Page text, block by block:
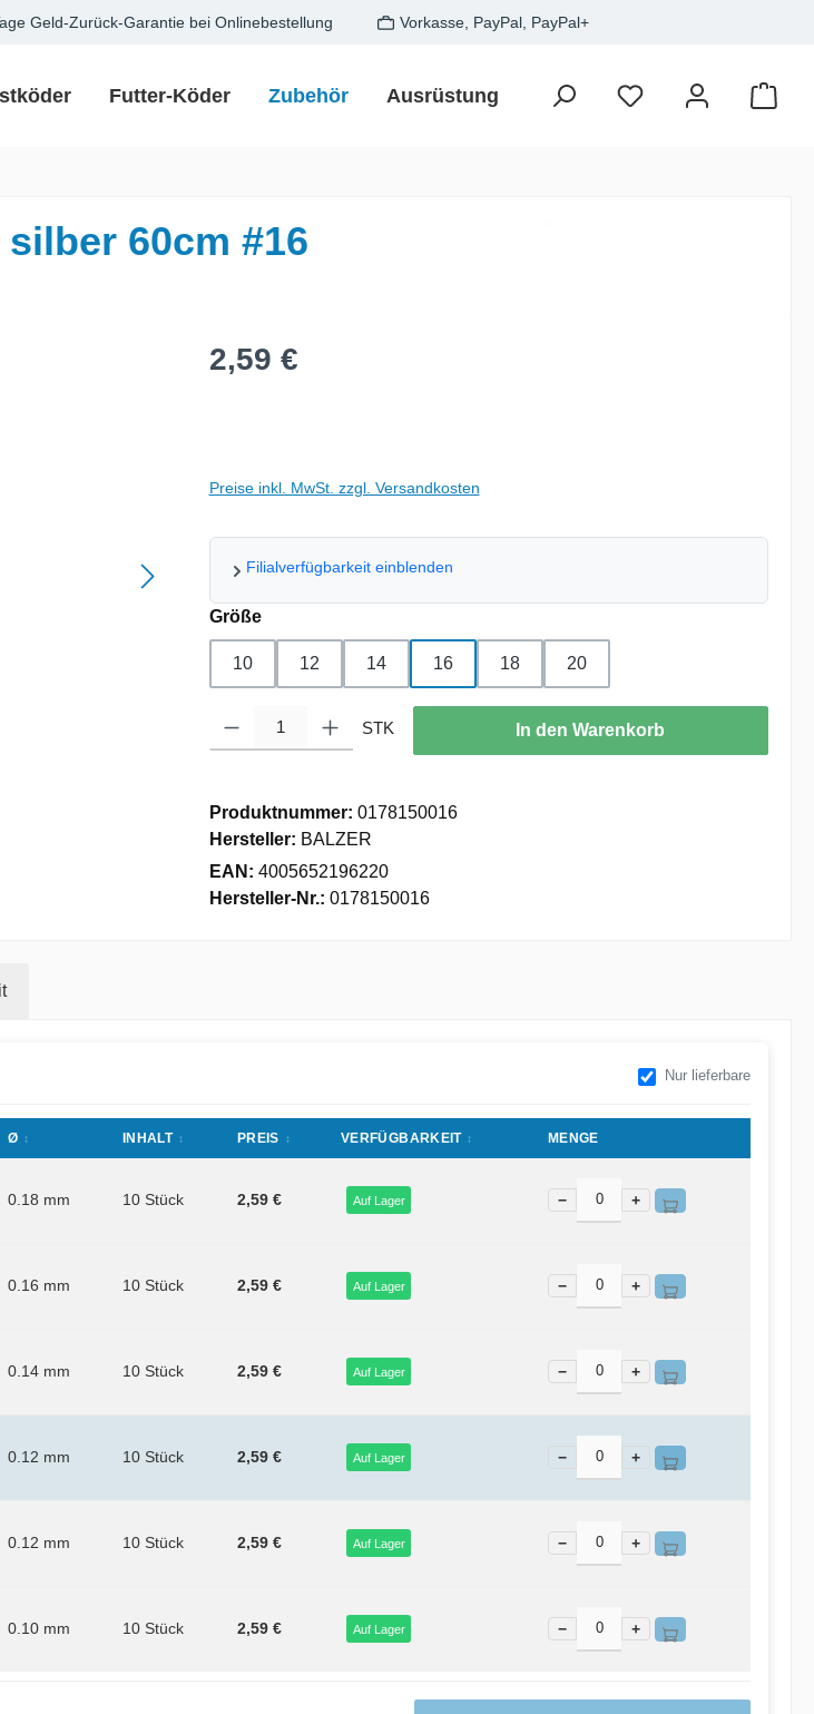
Geld-Zurück-Garantie bei Onlinebestellung Vorkasse, PayPal, PayPal+
Futter-Köder Zubehör Ausrüstung Zielfisch SALE
60cm #16
Regulärer Preis:
2,59 €
Preise inkl. MwSt. zzgl. Versandkosten
Filialverfügbarkeit einblenden
Größeauswählen
10 12 14 16 18 20
Produkt Anzahl: Gib den gewünschten Wert ein oder benutze die Schaltflächen um
STK In den Warenkorb
Produktnummer: 0178150016
Hersteller: BALZER
EAN: 4005652196220
Hersteller-Nr.: 0178150016
Nur lieferbare
Ø INHALT PREIS VERFÜGBARKEIT MENGE
0.18 mm 10 Stück 2,59 € Auf Lager − +
0.16 mm 10 Stück 2,59 € Auf Lager − +
0.14 mm 10 Stück 2,59 € Auf Lager − +
0.12 mm 10 Stück 2,59 € Auf Lager − +
0.12 mm 10 Stück 2,59 € Auf Lager − +
0.10 mm 10 Stück 2,59 € Auf Lager − +